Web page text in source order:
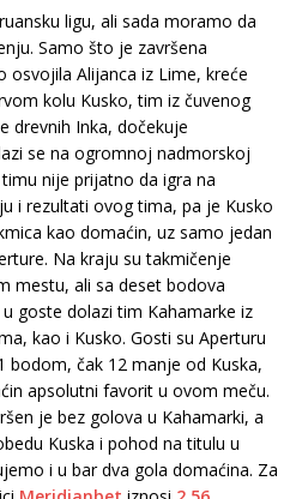
ligu, ali sada moramo da
Samo što je završena
Alijanca iz Lime, kreće
kolu Kusko, tim iz čuvenog
drevnih Inka, dočekuje
se na ogromnoj nadmorskoj
nije prijatno da igra na
i rezultati ovog tima, pa je Kusko
kao domaćin, uz samo jedan
Na kraju su takmičenje
mestu, ali sa deset bodova
goste dolazi tim Kahamarke iz
kao i Kusko. Gosti su Aperturu
bodom, čak 12 manje od Kuska,
apsolutni favorit u ovom meču.
je bez golova u Kahamarki, a
Kuska i pohod na titulu u
i u bar dva gola domaćina. Za